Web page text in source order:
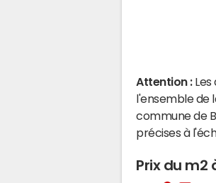
Attention :
l'ensemble de
commune de
précises à
Prix du